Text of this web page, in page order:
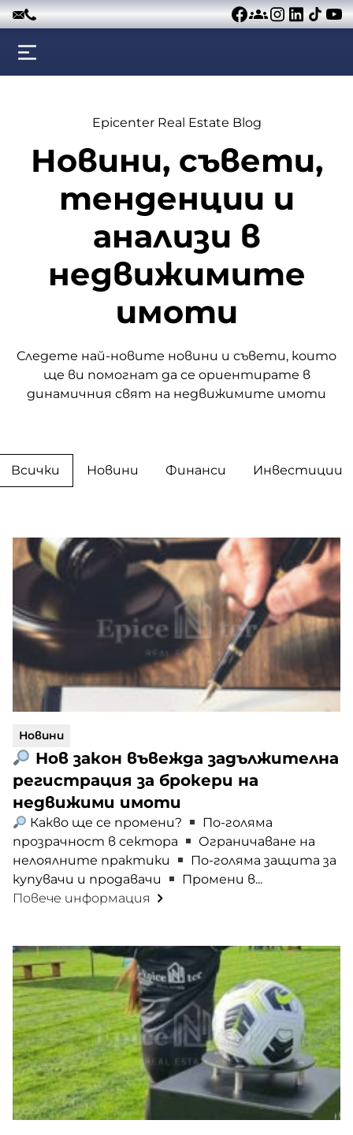
Към съдържанието
Epicenter Real Estate Blog
Новини, съвети,
тенденции и
анализи в
недвижимите
имоти
Следете най-новите новини и съвети, които
ще ви помогнат да се ориентирате в
динамичния свят на недвижимите имоти
Всички Новини Финанси Инвестиции
Новини
Нов закон въвежда задължителна
регистрация за брокери на
недвижими имоти
Какво ще се промени?
По-голяма
прозрачност в сектора
Ограничаване на
нелоялните практики
По-голяма защита за
купувачи и продавачи
Промени в...
Повече информация